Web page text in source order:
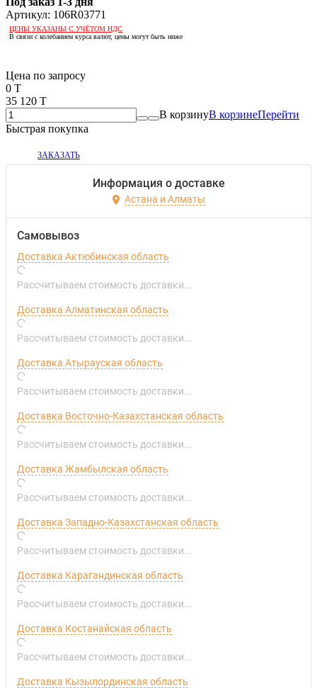
Артикул: 106R03771
ЦЕНЫ УКАЗАНЫ С УЧЁТОМ НДС
В связи с колебанием курса валют, цены могут быть ниже
Цена по запросу
0 T
35 120 T
В корзинуВ корзинеПерейти
Быстрая покупка
ЗАКАЗАТЬ
Информация о доставке
Астана и Алматы
Самовывоз
Доставка Актюбинская область
Рассчитываем стоимость доставки...
Доставка Алматинская область
Рассчитываем стоимость доставки...
Доставка Атырауская область
Рассчитываем стоимость доставки...
Доставка Восточно-Казахстанская область
Рассчитываем стоимость доставки...
Доставка Жамбылская область
Рассчитываем стоимость доставки...
Доставка Западно-Казахстанская область
Рассчитываем стоимость доставки...
Доставка Карагандинская область
Рассчитываем стоимость доставки...
Доставка Костанайская область
Рассчитываем стоимость доставки...
Доставка Кызылординская область